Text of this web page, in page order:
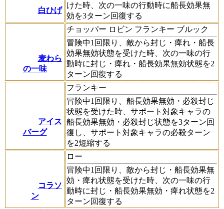
白ひげ
けた時、次の一味の行動時に船長効果無
効を3ターン回復する
麦わら
の一味
チョッパー ロビン フランキー ブルック
冒険中1回限り、敵から封じ・痺れ・船長
効果無効状態を受けた時、次の一味の行
動時に封じ・痺れ・船長効果無効状態を2
ターン回復する
アイス
バーグ
フランキー
冒険中1回限り、船長効果無効・必殺封じ
状態を受けた時、サポート対象キャラの
船長効果無効・必殺封じ状態を3ターン回
復し、サポート対象キャラの必殺ターン
を2短縮する
コラソ
ン
ロー
冒険中1回限り、敵から封じ・船長効果無
効・痺れ状態を受けた時、次の一味の行
動時に封じ・船長効果無効・痺れ状態を2
ターン回復する